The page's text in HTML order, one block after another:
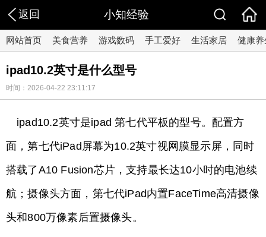
返回 小知经验
网站首页 美食营养 游戏数码 手工爱好 生活家居 健康养
ipad10.2英寸是什么型号
时间：2026-04-22 23:11:17
ipad10.2英寸是ipad 第七代平板的型号。配置方
面，第七代iPad屏幕为10.2英寸视网膜显示屏，同时
搭载了A10 Fusion芯片，支持最长达10小时的电池续
航；摄像头方面，第七代iPad内置FaceTime高清摄像
头和800万像素后置摄像头。